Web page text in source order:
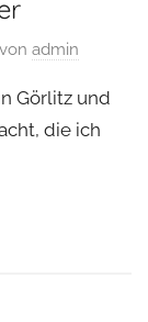
von admin
Görlitz und
die ich